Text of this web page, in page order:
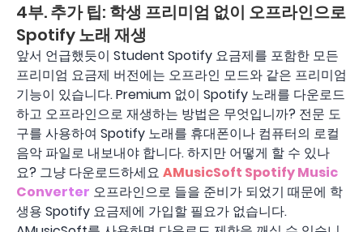
4부. 추가 팁: 학생 프리미엄 없이 오프라인으로
Spotify 노래 재생
앞서 언급했듯이 Student Spotify 요금제를 포함한 모든
프리미엄 요금제 버전에는 오프라인 모드와 같은 프리미엄
기능이 있습니다. Premium 없이 Spotify 노래를 다운로드
하고 오프라인으로 재생하는 방법은 무엇입니까? 전문 도
구를 사용하여 Spotify 노래를 휴대폰이나 컴퓨터의 로컬
음악 파일로 내보내야 합니다. 하지만 어떻게 할 수 있나
요? 그냥 다운로드하세요 AMusicSoft Spotify Music
Converter 오프라인으로 들을 준비가 되었기 때문에 학
생용 Spotify 요금제에 가입할 필요가 없습니다.